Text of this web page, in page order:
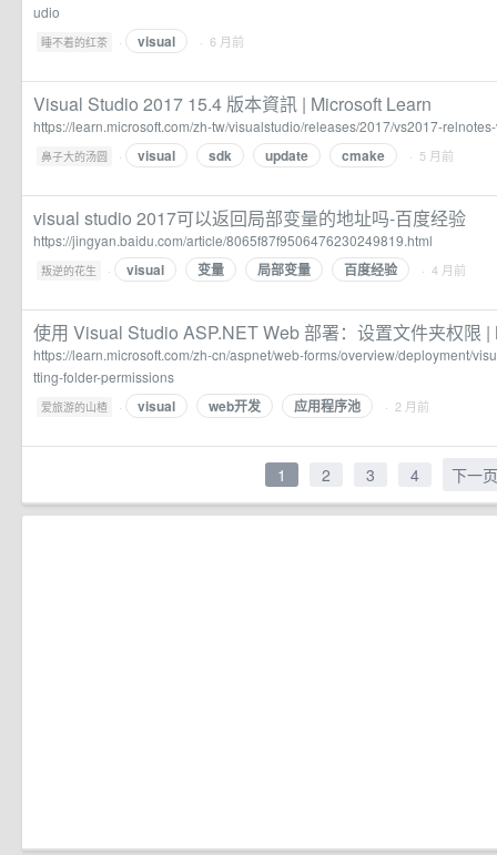
udio
睡不着的红茶 · visual · 6 月前
Visual Studio 2017 15.4 版本資訊 | Microsoft Learn
https://learn.microsoft.com/zh-tw/visualstudio/releases/2017/vs2017-
鼻子大的汤圆 · visual sdk update cmake · 5 月前
visual studio 2017可以返回局部变量的地址吗-百度经验
https://jingyan.baidu.com/article/8065f87f9506476230249819.html
叛逆的花生 · visual 变量 局部变量 百度经验 · 4 月前
使用 Visual Studio ASP.NET Web 部署：设置文件夹权限 |
https://learn.microsoft.com/zh-cn/aspnet/web-forms/overview/deployment/
tting-folder-permissions
爱旅游的山楂 · visual web开发 应用程序池 · 2 月前
1 2 3 4 下一页